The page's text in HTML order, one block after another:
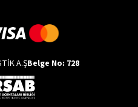
A.ŞBelge No: 728